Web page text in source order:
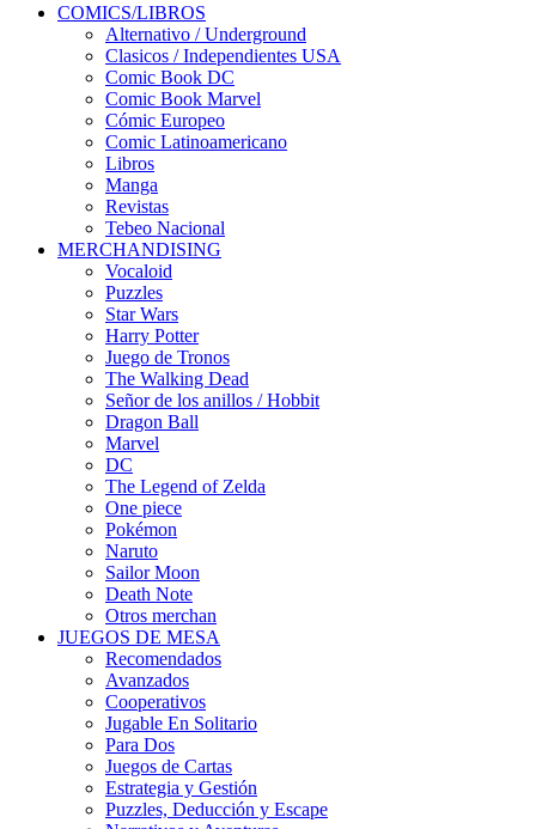
COMICS/LIBROS
Alternativo / Underground
Clasicos / Independientes USA
Comic Book DC
Comic Book Marvel
Cómic Europeo
Comic Latinoamericano
Libros
Manga
Revistas
Tebeo Nacional
MERCHANDISING
Vocaloid
Puzzles
Star Wars
Harry Potter
Juego de Tronos
The Walking Dead
Señor de los anillos / Hobbit
Dragon Ball
Marvel
DC
The Legend of Zelda
One piece
Pokémon
Naruto
Sailor Moon
Death Note
Otros merchan
JUEGOS DE MESA
Recomendados
Avanzados
Cooperativos
Jugable En Solitario
Para Dos
Juegos de Cartas
Estrategia y Gestión
Puzzles, Deducción y Escape